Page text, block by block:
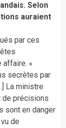
Selon
auraient
par ces
affaire. «
secrètes par
La ministre
de précisions
sont en danger
de